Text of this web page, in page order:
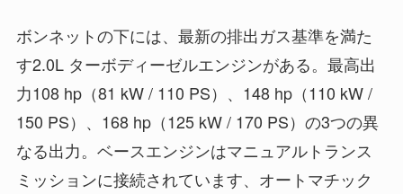
ボンネットの下には、最新の排出ガス基準を満た
す2.0L ターボディーゼルエンジンがある。最高出
力108 hp（81 kW / 110 PS）、148 hp（110 kW /
150 PS）、168 hp（125 kW / 170 PS）の3つの異
なる出力。ベースエンジンはマニュアルトランス
ミッションに接続されています、オートマチック